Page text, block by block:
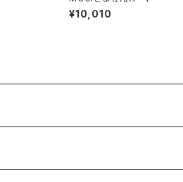
¥10,010